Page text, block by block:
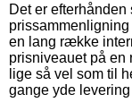
Det er
en lang række
prisniveauet på en
lige så vel som til
gange yde